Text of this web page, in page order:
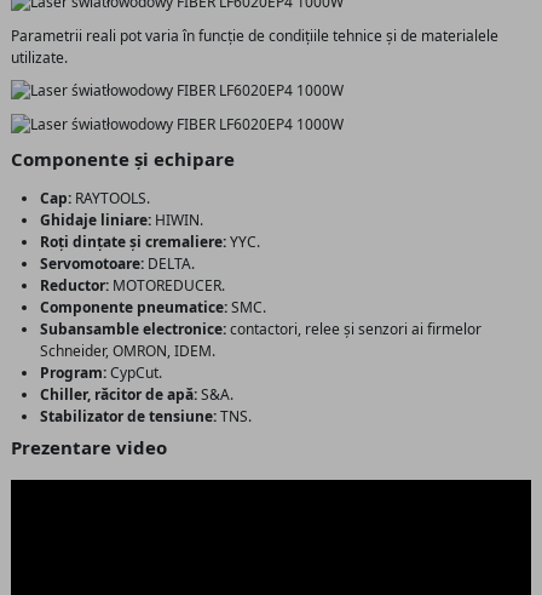
Parametrii reali pot varia în funcție de condițiile tehnice și de materialele
utilizate.
Componente și echipare
Cap: RAYTOOLS.
Ghidaje liniare: HIWIN.
Roți dințate și cremaliere:YYC.
Servomotoare: DELTA.
Reductor: MOTOREDUCER.
Componente pneumatice:SMC.
Subansamble electronice:contactori, relee și senzori ai firmelor
Schneider, OMRON, IDEM.
Program:CypCut.
Chiller, răcitor de apă:S&A.
Stabilizator de tensiune:TNS.
Prezentare video